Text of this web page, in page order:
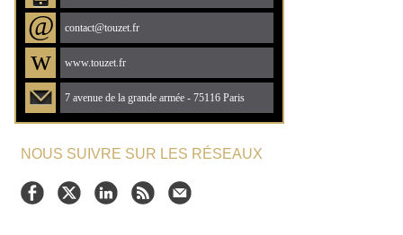
@ contact@touzet.fr
w www.touzet.fr
7 avenue de la grande armée - 75116 Paris
NOUS SUIVRE SUR LES RÉSEAUX